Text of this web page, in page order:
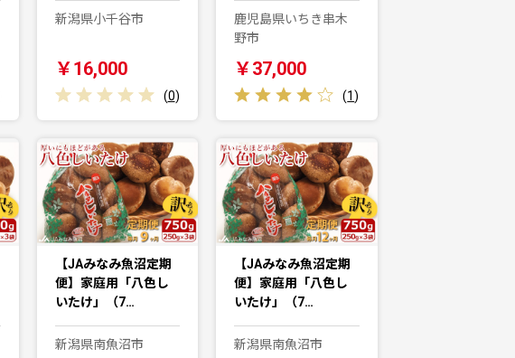
新潟県小千谷市
￥16,000
(0)
鹿児島県いちき串木
野市
￥37,000
(1)
【JAみなみ魚沼定期
便】家庭用「八色し
いたけ」（7…
新潟県南魚沼市
【JAみなみ魚沼定期
便】家庭用「八色し
いたけ」（7…
新潟県南魚沼市